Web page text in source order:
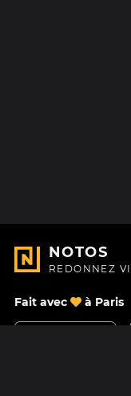
NOTOS
REDONNEZ
Fait avec à Paris